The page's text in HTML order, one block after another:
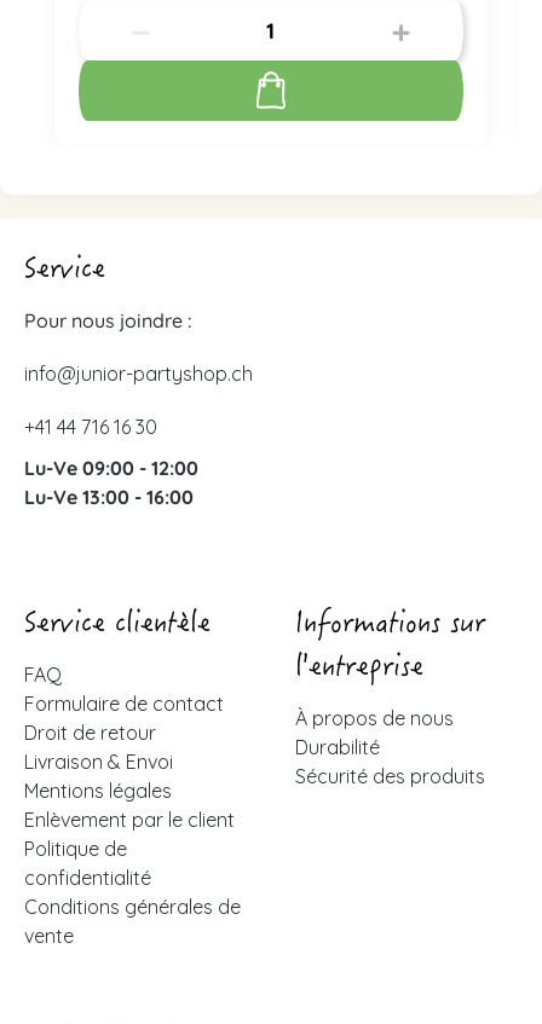
Service
Pour nous joindre :
info@junior-partyshop.ch
+41 44 716 16 30
Lu-Ve 09:00 - 12:00
Lu-Ve 13:00 - 16:00
Service clientèle
FAQ
Formulaire de contact
Droit de retour
Livraison & Envoi
Mentions légales
Enlèvement par le client
Politique de
confidentialité
Conditions générales de
vente
Informations sur
l'entreprise
À propos de nous
Durabilité
Sécurité des produits